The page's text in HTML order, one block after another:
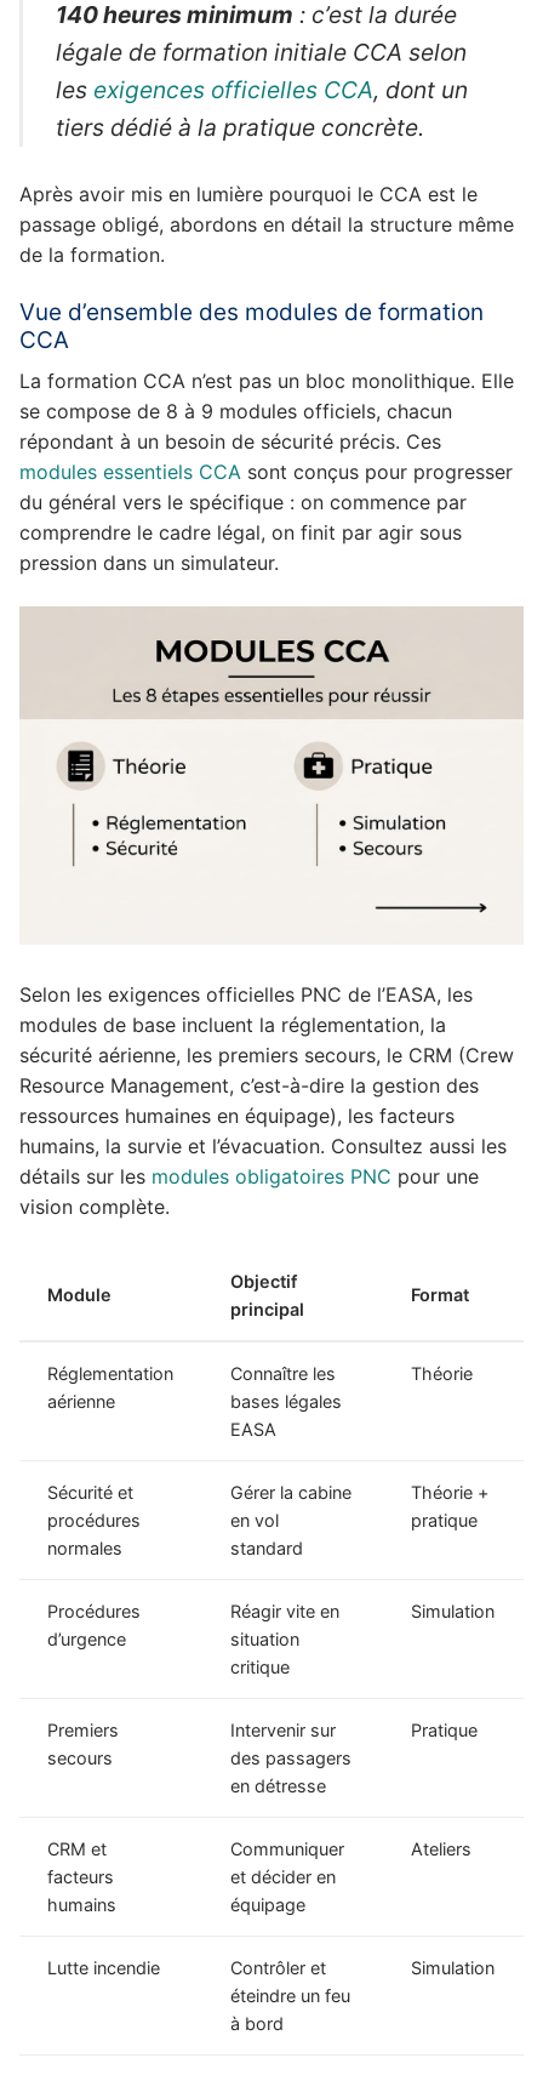
140 heures minimum : c’est la durée
légale de formation initiale CCA selon
les exigences officielles CCA, dont un
tiers dédié à la pratique concrète.
Après avoir mis en lumière pourquoi le CCA est le
passage obligé, abordons en détail la structure même
de la formation.
Vue d’ensemble des modules de formation
CCA
La formation CCA n’est pas un bloc monolithique. Elle
se compose de 8 à 9 modules officiels, chacun
répondant à un besoin de sécurité précis. Ces
modules essentiels CCA sont conçus pour progresser
du général vers le spécifique : on commence par
comprendre le cadre légal, on finit par agir sous
pression dans un simulateur.
Selon les exigences officielles PNC de l’EASA, les
modules de base incluent la réglementation, la
sécurité aérienne, les premiers secours, le CRM (Crew
Resource Management, c’est-à-dire la gestion des
ressources humaines en équipage), les facteurs
humains, la survie et l’évacuation. Consultez aussi les
détails sur les modules obligatoires PNC pour une
vision complète.
Module
Objectif
principal
Format
Réglementation
aérienne
Connaître les
bases légales
EASA
Théorie
Sécurité et
procédures
normales
Gérer la cabine
en vol
standard
Théorie +
pratique
Procédures
d’urgence
Réagir vite en
situation
critique
Simulation
Premiers
secours
Intervenir sur
des passagers
en détresse
Pratique
CRM et
facteurs
humains
Communiquer
et décider en
équipage
Ateliers
Lutte incendie
Contrôler et
éteindre un feu
à bord
Simulation